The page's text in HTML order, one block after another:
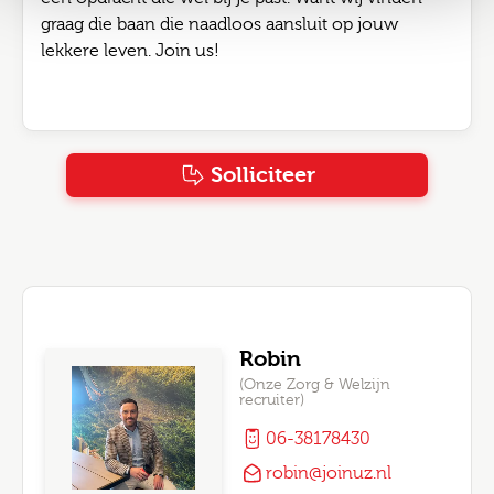
graag die baan die naadloos aansluit op jouw
lekkere leven. Join us!
Solliciteer
Robin
(Onze Zorg & Welzijn
recruiter)
06-38178430
robin@joinuz.nl